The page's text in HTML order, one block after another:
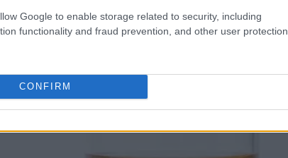
Google to enable storage related to security, including
functionality and fraud prevention, and other user protection.
CONFIRM